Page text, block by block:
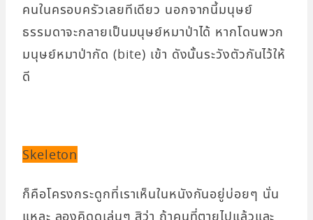
คนในครอบครัวเลยทีเดียว นอกจากนี้มนุษย์
ธรรมดาจะกลายเป็นมนุษย์หมาป่าได้ หากโดนพวก
มนุษย์หมาป่ากัด (bite) เข้า ดังนั้นระวังตัวกันไว้ให้
ดี
Skeleton
ก็คือโครงกระดูกที่เราเห็นในหนังกันอยู่บ่อยๆ นั่น
แหละ ลองคิดดูเล่นๆ สิว่า ถ้าคนที่ตายไปแล้วและ